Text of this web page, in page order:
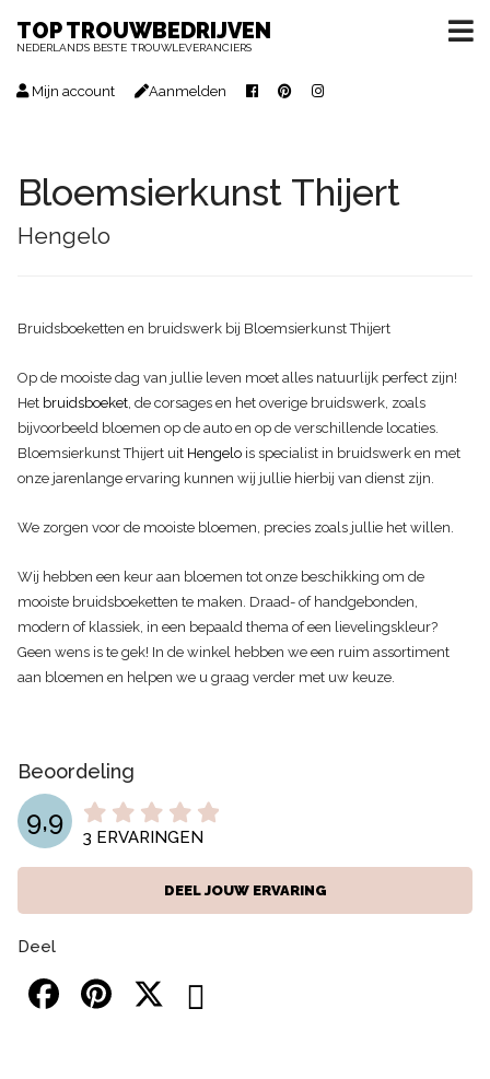
TOP TROUWBEDRIJVEN
NEDERLAND’S BESTE TROUWLEVERANCIERS
Mijn account Aanmelden
Bloemsierkunst Thijert
Hengelo
Bruidsboeketten en bruidswerk bij Bloemsierkunst Thijert
Op de mooiste dag van jullie leven moet alles natuurlijk perfect zijn!
Het bruidsboeket, de corsages en het overige bruidswerk, zoals
bijvoorbeeld bloemen op de auto en op de verschillende locaties.
Bloemsierkunst Thijert uit Hengelo is specialist in bruidswerk en met
onze jarenlange ervaring kunnen wij jullie hierbij van dienst zijn.
We zorgen voor de mooiste bloemen, precies zoals jullie het willen.
Wij hebben een keur aan bloemen tot onze beschikking om de
mooiste bruidsboeketten te maken. Draad- of handgebonden,
modern of klassiek, in een bepaald thema of een lievelingskleur?
Geen wens is te gek! In de winkel hebben we een ruim assortiment
aan bloemen en helpen we u graag verder met uw keuze.
Beoordeling
9,9
3 ERVARINGEN
DEEL JOUW ERVARING
Deel